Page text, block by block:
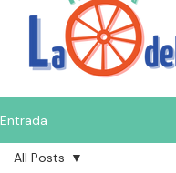
Entrada
All Posts